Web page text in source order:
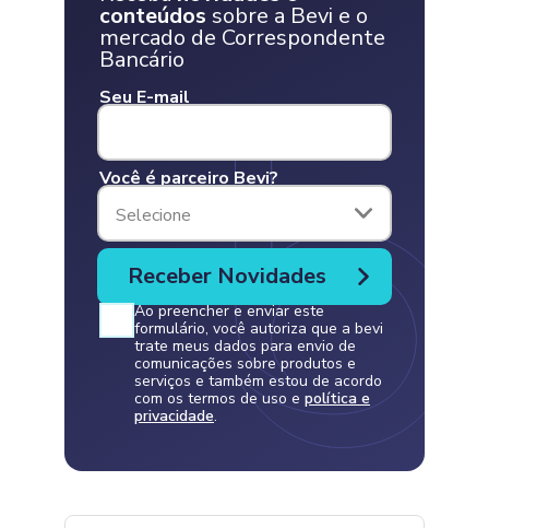
conteúdos sobre a Bevi e o
mercado de Correspondente
Bancário
Seu E-mail
Você é parceiro Bevi?
Selecione
Ao preencher e enviar este
formulário, você autoriza que a bevi
trate meus dados para envio de
comunicações sobre produtos e
serviços e também estou de acordo
com os termos de uso e política e
privacidade.